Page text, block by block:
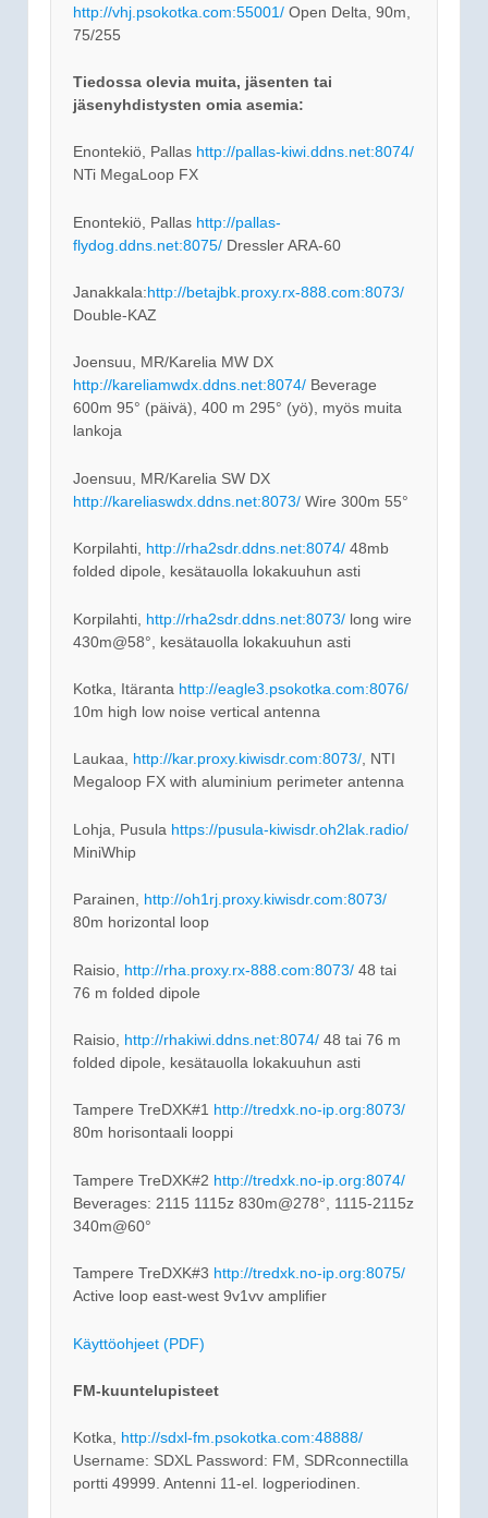
http://vhj.psokotka.com:55001/ Open Delta, 90m,
75/255
Tiedossa olevia muita, jäsenten tai
jäsenyhdistysten omia asemia:
Enontekiö, Pallas http://pallas-kiwi.ddns.net:8074/
NTi MegaLoop FX
Enontekiö, Pallas http://pallas-
flydog.ddns.net:8075/ Dressler ARA-60
Janakkala:http://betajbk.proxy.rx-888.com:8073/
Double-KAZ
Joensuu, MR/Karelia MW DX
http://kareliamwdx.ddns.net:8074/ Beverage
600m 95° (päivä), 400 m 295° (yö), myös muita
lankoja
Joensuu, MR/Karelia SW DX
http://kareliaswdx.ddns.net:8073/ Wire 300m 55°
Korpilahti, http://rha2sdr.ddns.net:8074/ 48mb
folded dipole, kesätauolla lokakuuhun asti
Korpilahti, http://rha2sdr.ddns.net:8073/ long wire
430m@58°, kesätauolla lokakuuhun asti
Kotka, Itäranta http://eagle3.psokotka.com:8076/
10m high low noise vertical antenna
Laukaa, http://kar.proxy.kiwisdr.com:8073/, NTI
Megaloop FX with aluminium perimeter antenna
Lohja, Pusula https://pusula-kiwisdr.oh2lak.radio/
MiniWhip
Parainen, http://oh1rj.proxy.kiwisdr.com:8073/
80m horizontal loop
Raisio, http://rha.proxy.rx-888.com:8073/ 48 tai
76 m folded dipole
Raisio, http://rhakiwi.ddns.net:8074/ 48 tai 76 m
folded dipole, kesätauolla lokakuuhun asti
Tampere TreDXK#1 http://tredxk.no-ip.org:8073/
80m horisontaali looppi
Tampere TreDXK#2 http://tredxk.no-ip.org:8074/
Beverages: 2115 1115z 830m@278°, 1115-2115z
340m@60°
Tampere TreDXK#3 http://tredxk.no-ip.org:8075/
Active loop east-west 9v1vv amplifier
Käyttöohjeet (PDF)
FM-kuuntelupisteet
Kotka, http://sdxl-fm.psokotka.com:48888/
Username: SDXL Password: FM, SDRconnectilla
portti 49999. Antenni 11-el. logperiodinen.